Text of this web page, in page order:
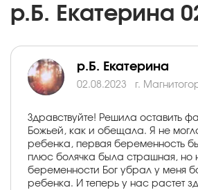
р.Б. Екатерина
р.Б. Екатерина
02.08.2023 г.
Здравствуйте! Решила оставить
Божьей, как и обещала. Я не
ребенка, первая беременность
плюс болячка была страшная, но
беременности Бог убрал у меня
ребенка. И теперь у нас растет